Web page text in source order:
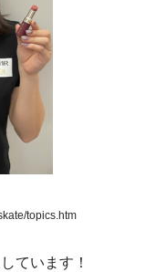
topics.htm
ています！